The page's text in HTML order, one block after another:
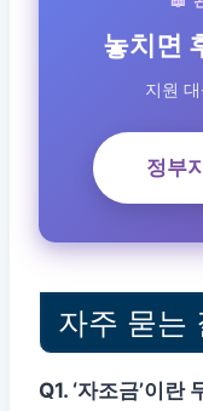
놓치면
지원
정부
자주 묻는
Q1. ‘자조금’이란